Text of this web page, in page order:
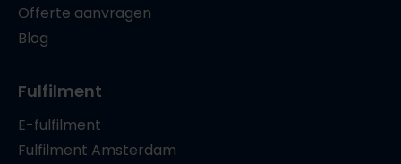
Offerte aanvragen
Blog
Fulfilment
E-fulfilment
Fulfilment Amsterdam